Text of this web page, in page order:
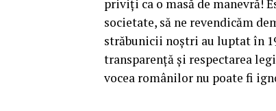
priviţi ca o masă de manevră!
societate, să ne revendicăm
străbunicii noştri au luptat în
transparenţă şi respectarea
vocea românilor nu poate fi